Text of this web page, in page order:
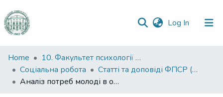
Log In (current)
Communities
&
Collections
Home
10. Факультет психології та соціальної роботи
Соціальна робота
Статті та доповіді ФПСР (Соціальна робота)
Аналіз потреб молоді в організації дозвілля